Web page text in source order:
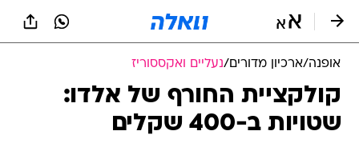
אופנה/ארכיון מדורים/נעליים ואקססוריז
קולקציית החורף של אלדו:
שטויות ב-400 שקלים